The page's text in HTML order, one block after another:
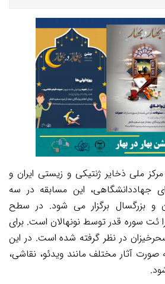
ملی ذخایر ژنتیکی و زیستی ایران و
جهاددانشگاهی، این مسابقه در سه
و بزرگسال برگزار می شود. در سطح
ئت سوره قدر توسط نونهالان است. برای
در نظر گرفته شده است. در این
آثار مختلف مانند ویدئو، نقاشی،